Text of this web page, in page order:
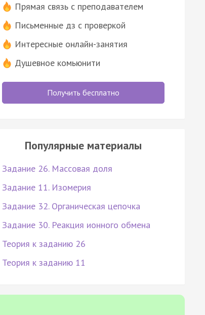
Прямая связь с преподавателем
Письменные дз с проверкой
Интересные онлайн-занятия
Душевное комьюнити
Получить бесплатно
Популярные материалы
Задание 26. Массовая доля
Задание 11. Изомерия
Задание 32. Органическая цепочка
Задание 30. Реакция ионного обмена
Теория к заданию 26
Теория к заданию 11